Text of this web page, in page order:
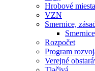
Hrobové miesta
VZN
Smernice,
Rozpočet
Program
Verejné